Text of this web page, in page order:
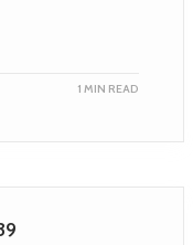
1 MIN READ